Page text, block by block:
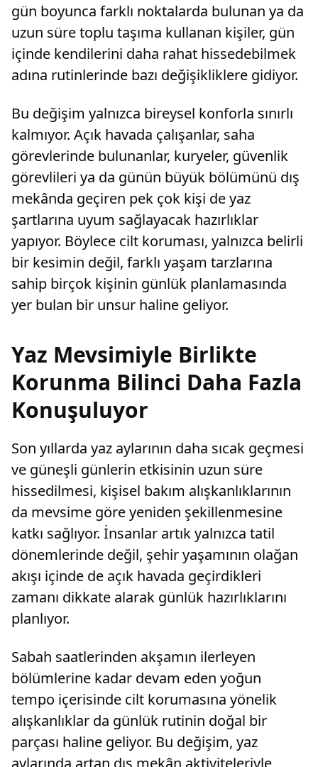
gün boyunca farklı noktalarda bulunan ya da
uzun süre toplu taşıma kullanan kişiler, gün
içinde kendilerini daha rahat hissedebilmek
adına rutinlerinde bazı değişikliklere gidiyor.
Bu değişim yalnızca bireysel konforla sınırlı
kalmıyor. Açık havada çalışanlar, saha
görevlerinde bulunanlar, kuryeler, güvenlik
görevlileri ya da günün büyük bölümünü dış
mekânda geçiren pek çok kişi de yaz
şartlarına uyum sağlayacak hazırlıklar
yapıyor. Böylece cilt koruması, yalnızca belirli
bir kesimin değil, farklı yaşam tarzlarına
sahip birçok kişinin günlük planlamasında
yer bulan bir unsur haline geliyor.
Yaz Mevsimiyle Birlikte
Korunma Bilinci Daha Fazla
Konuşuluyor
Son yıllarda yaz aylarının daha sıcak geçmesi
ve güneşli günlerin etkisinin uzun süre
hissedilmesi, kişisel bakım alışkanlıklarının
da mevsime göre yeniden şekillenmesine
katkı sağlıyor. İnsanlar artık yalnızca tatil
dönemlerinde değil, şehir yaşamının olağan
akışı içinde de açık havada geçirdikleri
zamanı dikkate alarak günlük hazırlıklarını
planlıyor.
Sabah saatlerinden akşamın ilerleyen
bölümlerine kadar devam eden yoğun
tempo içerisinde cilt korumasına yönelik
alışkanlıklar da günlük rutinin doğal bir
parçası haline geliyor. Bu değişim, yaz
aylarında artan dış mekân aktiviteleriyle